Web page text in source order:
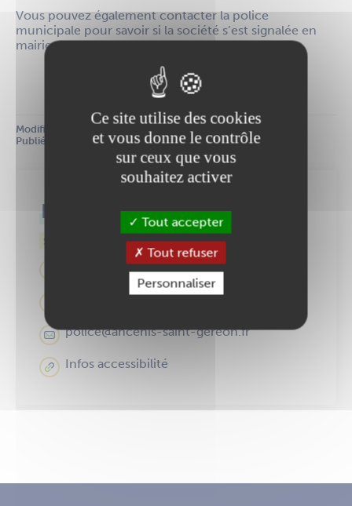
Vous pouvez également contacter la police
municipale pour savoir si la société s’est signalée en
mairie.
Modifié le :
13 septembre 2023
Publié le :
24 juillet 2023
Police municipale
Services municipaux
11 Rue de la Chevasnerie
02 40 83 87 10
police@ancenis-saint-gereon.fr
Infos accessibilité
Ce site utilise des cookies
et vous donne le contrôle
sur ceux que vous
souhaitez activer
Tout accepter
Tout refuser
Personnaliser